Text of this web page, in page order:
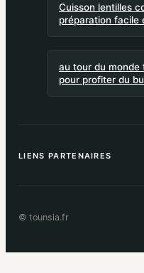
Cuisson lentilles
préparation facile
au tour du
pour profiter du
LIENS PARTENAIRES
© tounsia.fr